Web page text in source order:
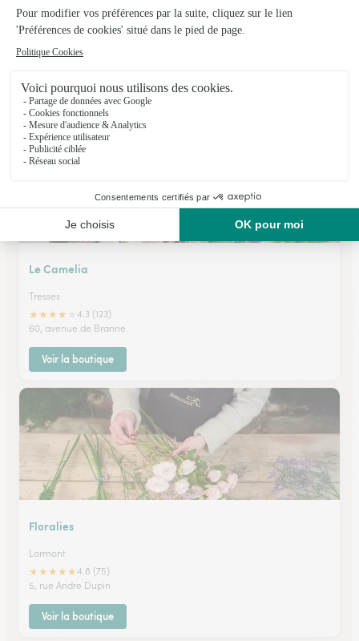
Maison Dupont
★★★★★5 (12)
Voir la boutique
Le Camelia
Tresses
★★★★
4.3 (123)
60, avenue de Branne
Voir la boutique
Floralies
Lormont
★★★★★4.8 (75)
5, rue Andre Dupin
Voir la boutique